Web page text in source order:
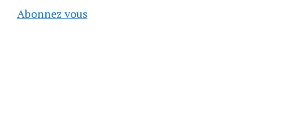
Abonnez vous